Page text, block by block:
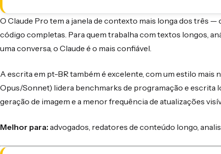
O Claude Pro tem a janela de contexto mais longa dos três
código completas. Para quem trabalha com textos longos,
uma conversa, o Claude é o mais confiável.
A escrita em pt-BR também é excelente, com um estilo mais
Opus/Sonnet) lidera benchmarks de programação e escrita
geração de imagem e a menor frequência de atualizações
Melhor para: advogados, redatores de conteúdo longo,